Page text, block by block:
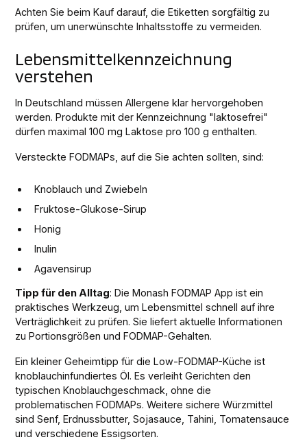
Achten Sie beim Kauf darauf, die Etiketten sorgfältig zu
prüfen, um unerwünschte Inhaltsstoffe zu vermeiden.
Lebensmittelkennzeichnung
verstehen
In Deutschland müssen Allergene klar hervorgehoben
werden. Produkte mit der Kennzeichnung "laktosefrei"
dürfen maximal 100 mg Laktose pro 100 g enthalten.
Versteckte FODMAPs, auf die Sie achten sollten, sind:
Knoblauch und Zwiebeln
Fruktose-Glukose-Sirup
Honig
Inulin
Agavensirup
Tipp für den Alltag: Die Monash FODMAP App ist ein
praktisches Werkzeug, um Lebensmittel schnell auf ihre
Verträglichkeit zu prüfen. Sie liefert aktuelle Informationen
zu Portionsgrößen und FODMAP-Gehalten.
Ein kleiner Geheimtipp für die Low-FODMAP-Küche ist
knoblauchinfundiertes Öl. Es verleiht Gerichten den
typischen Knoblauchgeschmack, ohne die
problematischen FODMAPs. Weitere sichere Würzmittel
sind Senf, Erdnussbutter, Sojasauce, Tahini, Tomatensauce
und verschiedene Essigsorten.